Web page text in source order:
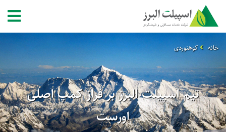
خانه کوهنوردی
تیم اسپیلت البرز بر فراز کمپ اصلی
اورست